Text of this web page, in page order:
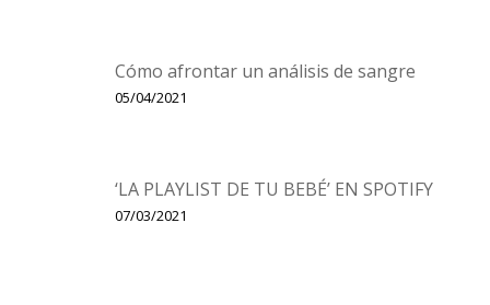
Cómo afrontar un análisis de sangre
05/04/2021
‘LA PLAYLIST DE TU BEBÉ’ EN SPOTIFY
07/03/2021